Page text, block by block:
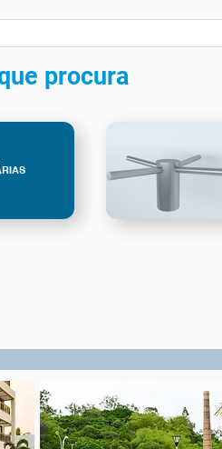
procura